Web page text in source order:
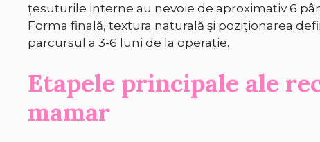
țesuturile interne au nevoie de aproximativ 6
Forma finală, textura naturală și poziționarea
parcursul a 3-6 luni de la operație.
Etapele principale ale
mamar